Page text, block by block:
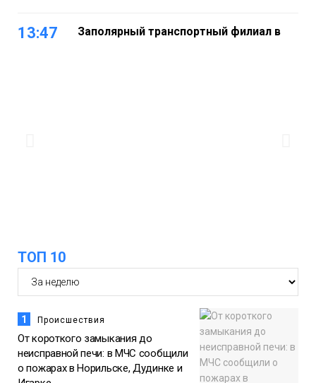
13:47
Заполярный транспортный филиал в
ТОП 10
1 Происшествия
От короткого замыкания до
неисправной печи: в МЧС сообщили
о пожарах в Норильске, Дудинке и